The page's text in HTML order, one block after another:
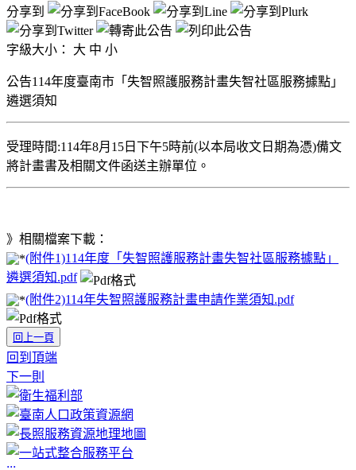
分享到
字級大小： 大 中 小
公告114年度臺南市「失智照護服務計畫失智社區服務據點」
遴選須知
受理時間:114年8月15日下午5時前(以本局收文日期為憑)備文
將計畫書及相關文件函送主辦單位。
》相關檔案下載：
(附件1)114年度「失智照護服務計畫失智社區服務據點」
遴選須知.pdf
(附件2)114年失智照護服務計畫申請作業須知.pdf
回上一頁
回到頂端
下一則